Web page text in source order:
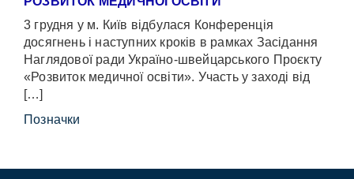
3 грудня у м. Київ відбулася Конференція
досягнень і наступних кроків в рамках Засідання
Наглядової ради Україно-швейцарського Проєкту
«Розвиток медичної освіти». Участь у заході від
[…]
Позначки